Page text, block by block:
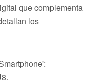
que complementa
los